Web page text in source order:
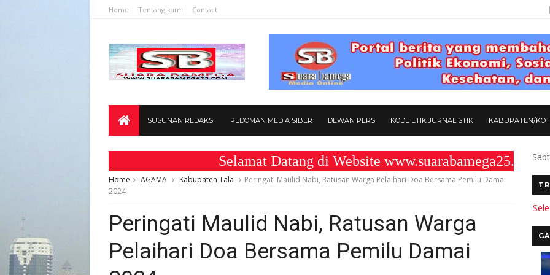
Home Tentang kami Contact
SUSUNAN REDAKSI PEDOMAN MEDIA SIBER DEWAN PERS KODE ETIK JURNALISTIK KABUPATEN/
Selamat Datang di Website www.suarabamega25.com "
Home AGAMA Kabupaten Tala
Peringati Maulid Nabi, Ratusan Warga Pelaihari Doa Bersama Pemilu Damai
2024
Peringati Maulid Nabi, Ratusan Warga
Pelaihari Doa Bersama Pemilu Damai